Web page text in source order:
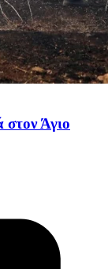
στον Άγιο